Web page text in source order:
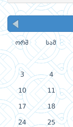
ორშ სამ
3 4
10 11
17 18
24 25